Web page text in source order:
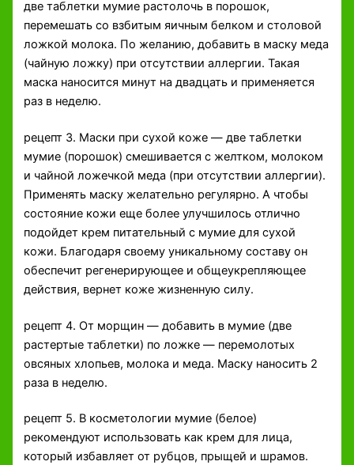
две таблетки мумие растолочь в порошок,
перемешать со взбитым яичным белком и столовой
ложкой молока. По желанию, добавить в маску меда
(чайную ложку) при отсутствии аллергии. Такая
маска наносится минут на двадцать и применяется
раз в неделю.
рецепт 3. Маски при сухой коже — две таблетки
мумие (порошок) смешивается с желтком, молоком
и чайной ложечкой меда (при отсутствии аллергии).
Применять маску желательно регулярно. А чтобы
состояние кожи еще более улучшилось отлично
подойдет крем питательный с мумие для сухой
кожи. Благодаря своему уникальному составу он
обеспечит регенерирующее и общеукрепляющее
действия, вернет коже жизненную силу.
рецепт 4. От морщин — добавить в мумие (две
растертые таблетки) по ложке — перемолотых
овсяных хлопьев, молока и меда. Маску наносить 2
раза в неделю.
рецепт 5. В косметологии мумие (белое)
рекомендуют использовать как крем для лица,
который избавляет от рубцов, прыщей и шрамов.